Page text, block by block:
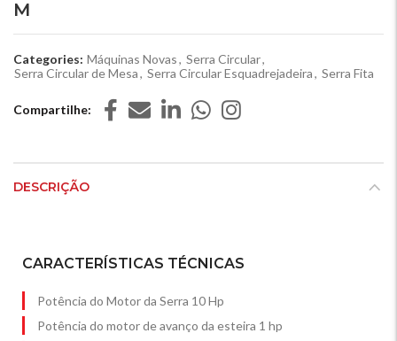
M
Categories: Máquinas Novas, Serra Circular,
Serra Circular de Mesa, Serra Circular Esquadrejadeira, Serra Fita
Compartilhe
DESCRIÇÃO
CARACTERÍSTICAS TÉCNICAS
Potência do Motor da Serra 10 Hp
Potência do motor de avanço da esteira 1 hp